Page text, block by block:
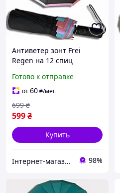
Антиветер зонт Frei
Regen на 12 спиц
красивый автомат
складной качественный
прочный зонтик
антишторм от дождя
Готово к отправке
от60₴/мес
599₴
699 ₴
Купить
Інтернет-магазин Sport Year 98%